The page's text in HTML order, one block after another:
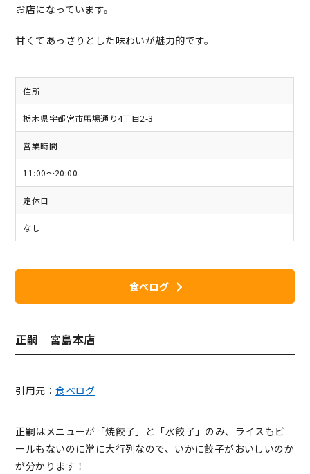
お店になっています。
甘くてあっさりとした味わいが魅力的です。
住所
栃木県宇都宮市馬場通り4丁目2-3
営業時間
11:00～20:00
定休日
なし
食べログ
正嗣 宮島本店
引用元：食べログ
正嗣はメニューが「焼餃子」と「水餃子」のみ、ライスもビ
ールもないのに常に大行列なので、いかに餃子がおいしいのか
が分かります！